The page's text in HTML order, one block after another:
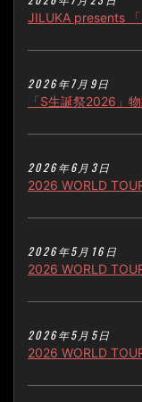
JILUKA presents
2026年7月9日
「S生誕祭2026」
2026年6月3日
2026 WORLD
2026年5月16日
2026 WORLD
2026年5月5日
2026 WORLD